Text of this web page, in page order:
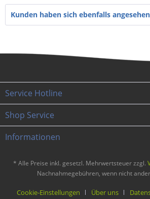
Kunden haben sich ebenfalls angesehen
Service Hotline
Shop Service
Informationen
* Alle Preise inkl. gesetzl. Mehrwertsteuer zzgl.
Nachnahmegebühren, wenn nicht
Cookie-Einstellungen Über uns